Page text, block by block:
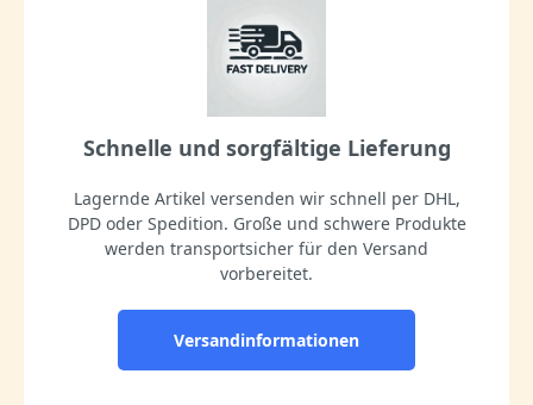
Schnelle und sorgfältige Lieferung
Lagernde Artikel versenden wir schnell per DHL,
DPD oder Spedition. Große und schwere Produkte
werden transportsicher für den Versand
vorbereitet.
Versandinformationen